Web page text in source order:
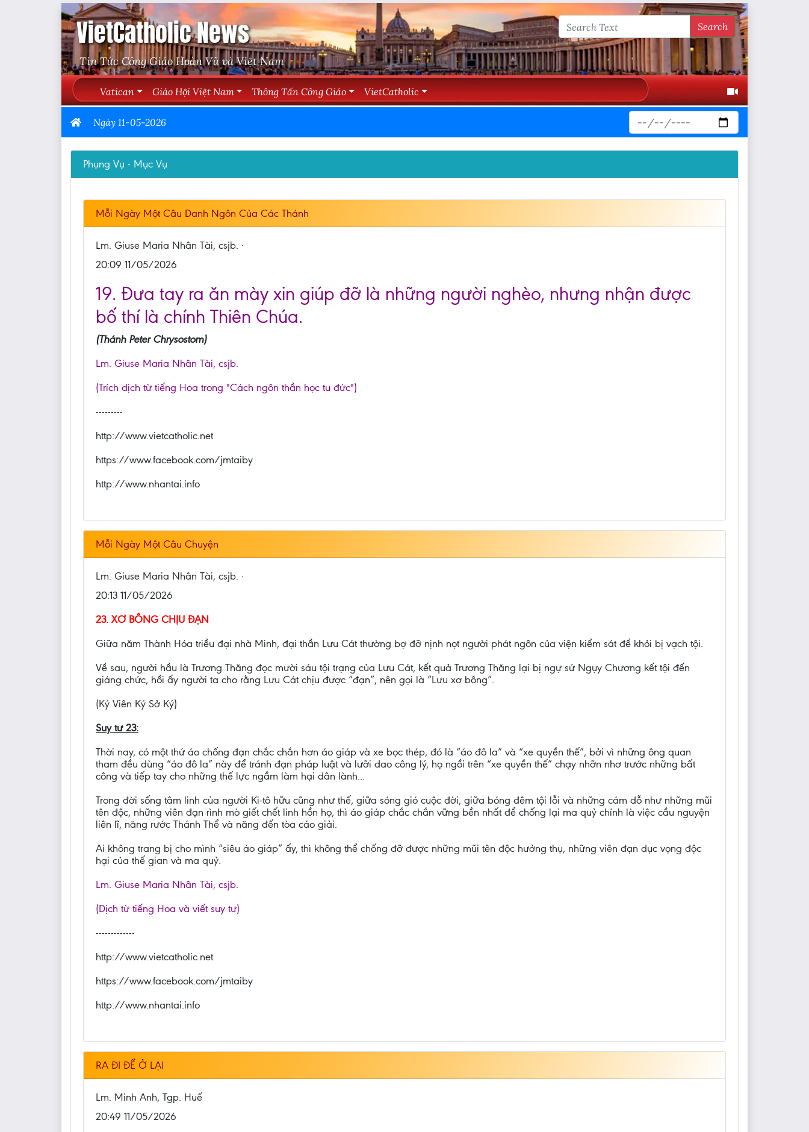
VietCatholic News
Tin Tức Công Giáo Hoàn Vũ và Việt Nam
Search
Vatican Giáo Hội Việt Nam Thông Tấn Công Giáo VietCatholic
Ngày 11-05-2026
Phụng Vụ - Mục Vụ
Mỗi Ngày Một Câu Danh Ngôn Của Các Thánh
Lm. Giuse Maria Nhân Tài, csjb. ·
20:09 11/05/2026
19. Đưa tay ra ăn mày xin giúp đỡ là những người nghèo, nhưng nhận được
bố thí là chính Thiên Chúa.
(Thánh Peter Chrysostom)
Lm. Giuse Maria Nhân Tài, csjb.
(Trích dịch từ tiếng Hoa trong "Cách ngôn thần học tu đức")
---------
http://www.vietcatholic.net
https://www.facebook.com/jmtaiby
http://www.nhantai.info
Mỗi Ngày Một Câu Chuyện
Lm. Giuse Maria Nhân Tài, csjb. ·
20:13 11/05/2026
23. XƠ BÔNG CHỊU ĐẠN
Giữa năm Thành Hóa triều đại nhà Minh, đại thần Lưu Cát thường bợ đỡ nịnh nọt người phát ngôn của viện kiểm sát để khỏi bị vạch tội.
Về sau, người hầu là Trương Thăng đọc mười sáu tội trạng của Lưu Cát, kết quả Trương Thăng lại bị ngự sứ Ngụy Chương kết tội đến
giáng chức, hồi ấy người ta cho rằng Lưu Cát chịu được “đạn”, nên gọi là “Lưu xơ bông”.
(Ký Viên Ký Sở Ký)
Suy tư 23:
Thời nay, có một thứ áo chống đạn chắc chắn hơn áo giáp và xe bọc thép, đó là “áo đô la” và “xe quyền thế”, bởi vì những ông quan
tham đều dùng “áo đô la” này để tránh đạn pháp luật và lưỡi dao công lý, họ ngồi trên “xe quyền thế” chạy nhỡn nhơ trước những bất
công và tiếp tay cho những thế lực ngầm làm hại dân lành...
Trong đời sống tâm linh của người Ki-tô hữu cũng như thế, giữa sóng gió cuộc đời, giữa bóng đêm tội lỗi và những cám dỗ như những mũi
tên độc, những viên đạn rình mò giết chết linh hồn họ, thì áo giáp chắc chắn vững bền nhất để chống lại ma quỷ chính là việc cầu nguyện
liên lĩ, năng rước Thánh Thể và năng đến tòa cáo giải.
Ai không trang bị cho mình “siêu áo giáp” ấy, thì không thể chống đỡ được những mũi tên độc hưởng thụ, những viên đạn dục vọng độc
hại của thế gian và ma quỷ.
Lm. Giuse Maria Nhân Tài, csjb.
(Dịch từ tiếng Hoa và viết suy tư)
-------------
http://www.vietcatholic.net
https://www.facebook.com/jmtaiby
http://www.nhantai.info
RA ĐI ĐỂ Ở LẠI
Lm. Minh Anh, Tgp. Huế
20:49 11/05/2026